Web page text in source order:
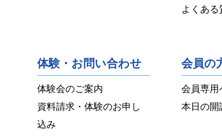
よくある
体験・お問い合わせ
体験会のご案内
資料請求・体験のお申し
込み
会員の
会員専用
本日の開